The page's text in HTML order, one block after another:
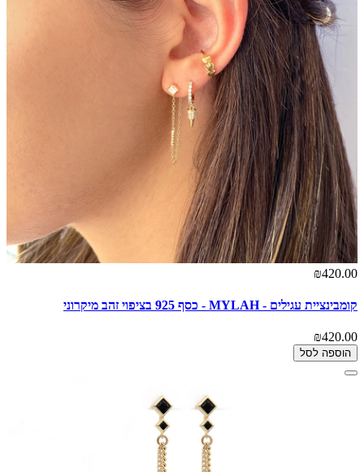
₪420.00
קומבינציית עגילים - MYLAH - כסף 925 בציפוי זהב מיקרוני
₪420.00
הוספה לסל